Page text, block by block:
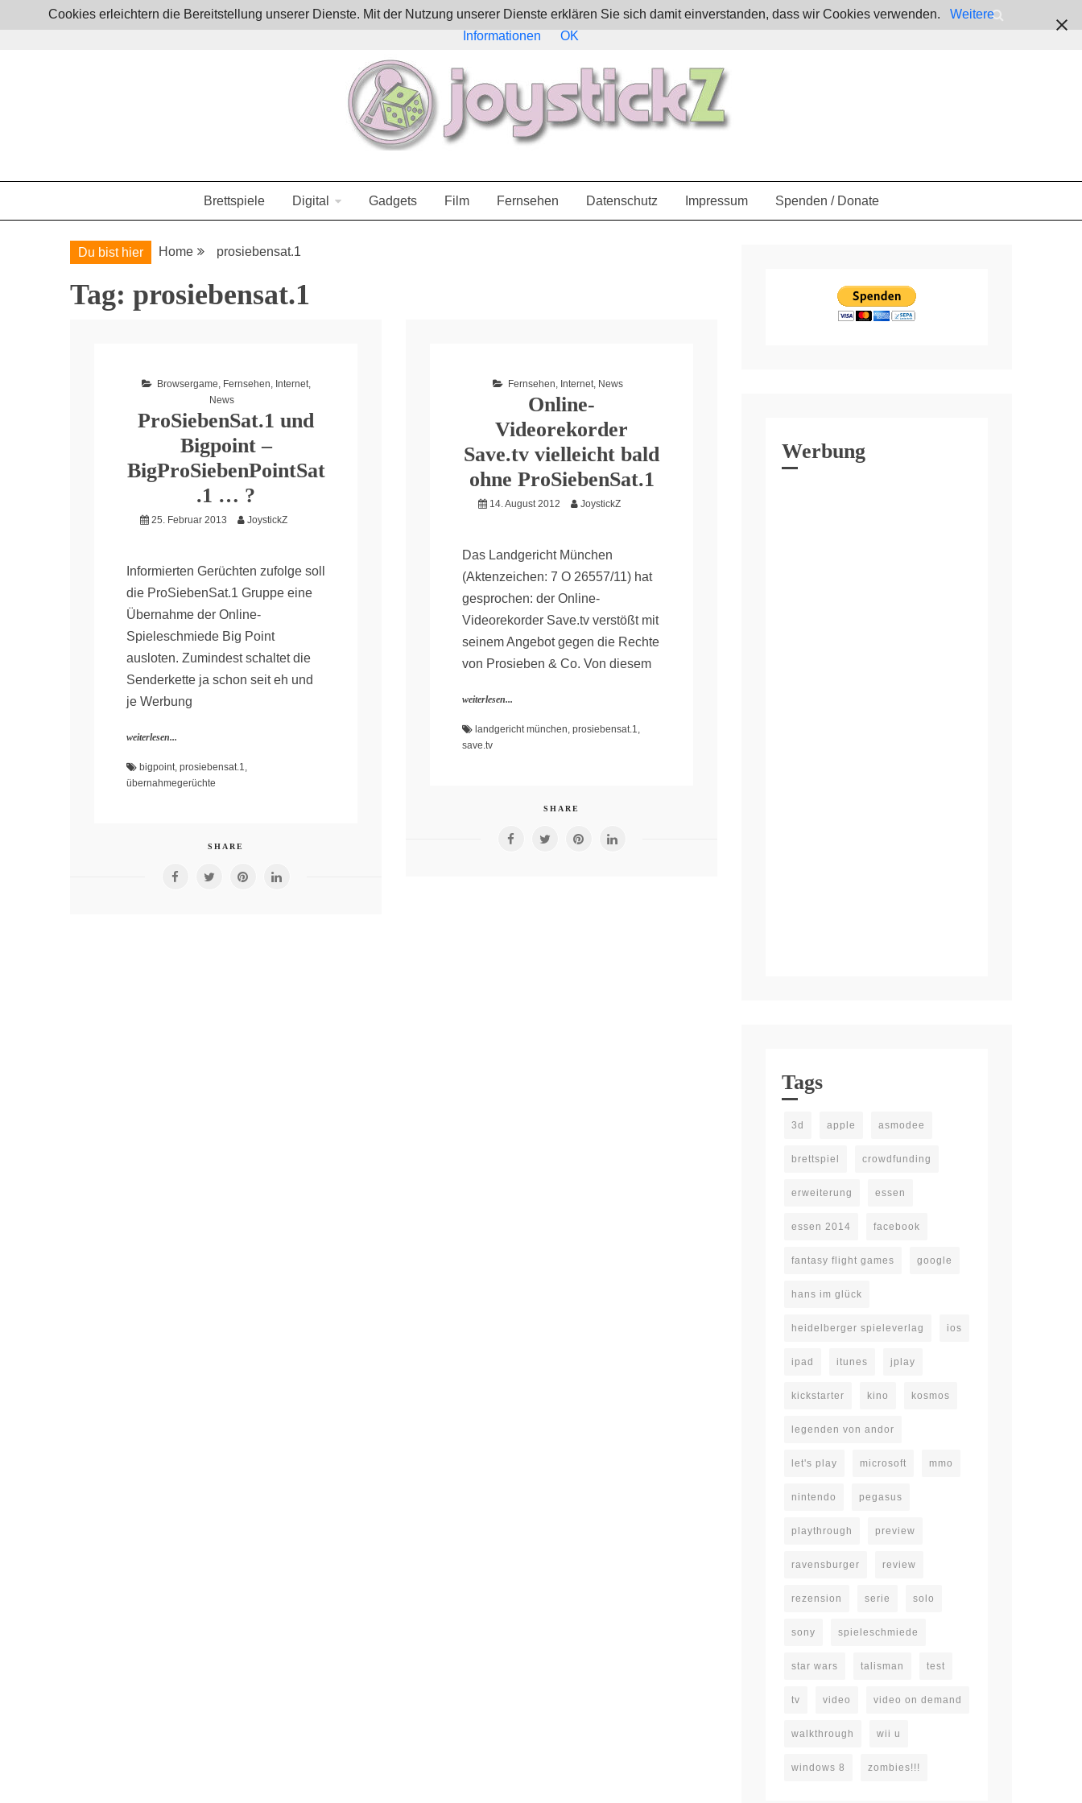
to
JoystickZ
Brettspiele Digital Gadgets Film Fernsehen Datenschutz Impressum Spenden / Donate
Du bist hier Home prosiebensat.1
Tag: prosiebensat.1
Browsergame, Fernsehen, Internet,
News
ProSiebenSat.1 und
Bigpoint –
BigProSiebenPointSat
.1 … ?
25. Februar 2013 JoystickZ
Informierten Gerüchten zufolge soll
die ProSiebenSat.1 Gruppe eine
Übernahme der Online-
Spieleschmiede Big Point
ausloten. Zumindest schaltet die
Senderkette ja schon seit eh und
je Werbung
weiterlesen...
bigpoint, prosiebensat.1,
übernahmegerüchte
SHARE
Fernsehen, Internet, News
Online-
Videorekorder
Save.tv vielleicht bald
ohne ProSiebenSat.1
14. August 2012 JoystickZ
Das Landgericht München
(Aktenzeichen: 7 O 26557/11) hat
gesprochen: der Online-
Videorekorder Save.tv verstößt mit
seinem Angebot gegen die Rechte
von Prosieben & Co. Von diesem
weiterlesen...
landgericht münchen, prosiebensat.1,
save.tv
SHARE
Werbung
Tags
3d apple asmodee
brettspiel crowdfunding
erweiterung essen
essen 2014 facebook
fantasy flight games google
hans im glück
heidelberger spieleverlag ios
ipad itunes jplay
kickstarter kino kosmos
legenden von andor
let's play microsoft mmo
nintendo pegasus
playthrough preview
ravensburger review
rezension serie solo
sony spieleschmiede
star wars talisman test
tv video video on demand
walkthrough wii u
windows 8 zombies!!!
Cookies erleichtern die Bereitstellung unserer Dienste. Mit der Nutzung unserer Dienste erklären Sie sich damit einverstanden, dass wir Cookies verwenden.
Weitere
Informationen
OK